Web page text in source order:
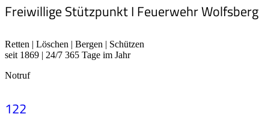
Freiwillige Stützpunkt I Feuerwehr Wolfsberg
Retten | Löschen | Bergen | Schützen
seit 1869 | 24/7 365 Tage im Jahr
Notruf
122